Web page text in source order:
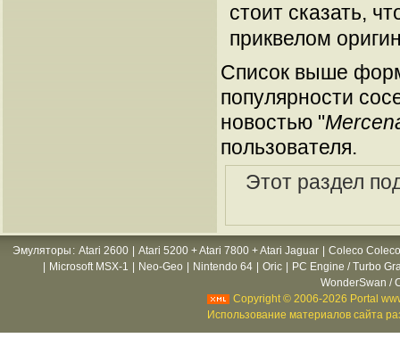
стоит сказать,
приквелом
Список выше
популярности
новостью "
пользователя.
Этот раздел
Эмуляторы : Atari 2600 Atari 5200 + Atari 7800 + Atari Jaguar
Coleco
Microsoft MSX-1 Neo-Geo Nintendo 64 Oric
PC Engine / Turbo
WonderSwan /
Copyright © 2006-2026 Portal
Использование материалов сайта